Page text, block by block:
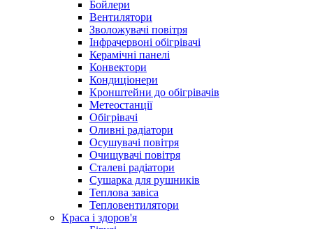
Бойлери
Вентилятори
Зволожувачі повітря
Інфрачервоні обігрівачі
Керамічні панелі
Конвектори
Кондиціонери
Кронштейни до обігрівачів
Метеостанції
Обігрівачі
Оливні радіатори
Осушувачі повітря
Очищувачі повітря
Сталеві радіатори
Сушарка для рушників
Теплова завіса
Тепловентилятори
Краса і здоров'я